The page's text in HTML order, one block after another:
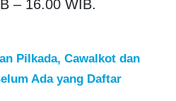
– 16.00 WIB.
Pilkada, Cawalkot dan
Ada yang Daftar